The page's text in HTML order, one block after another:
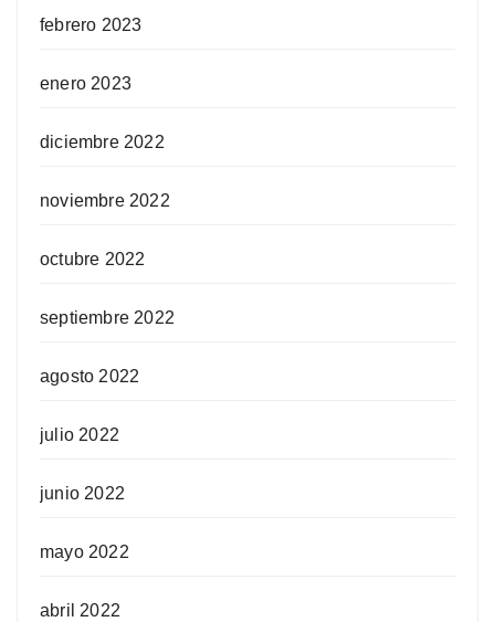
febrero 2023
enero 2023
diciembre 2022
noviembre 2022
octubre 2022
septiembre 2022
agosto 2022
julio 2022
junio 2022
mayo 2022
abril 2022